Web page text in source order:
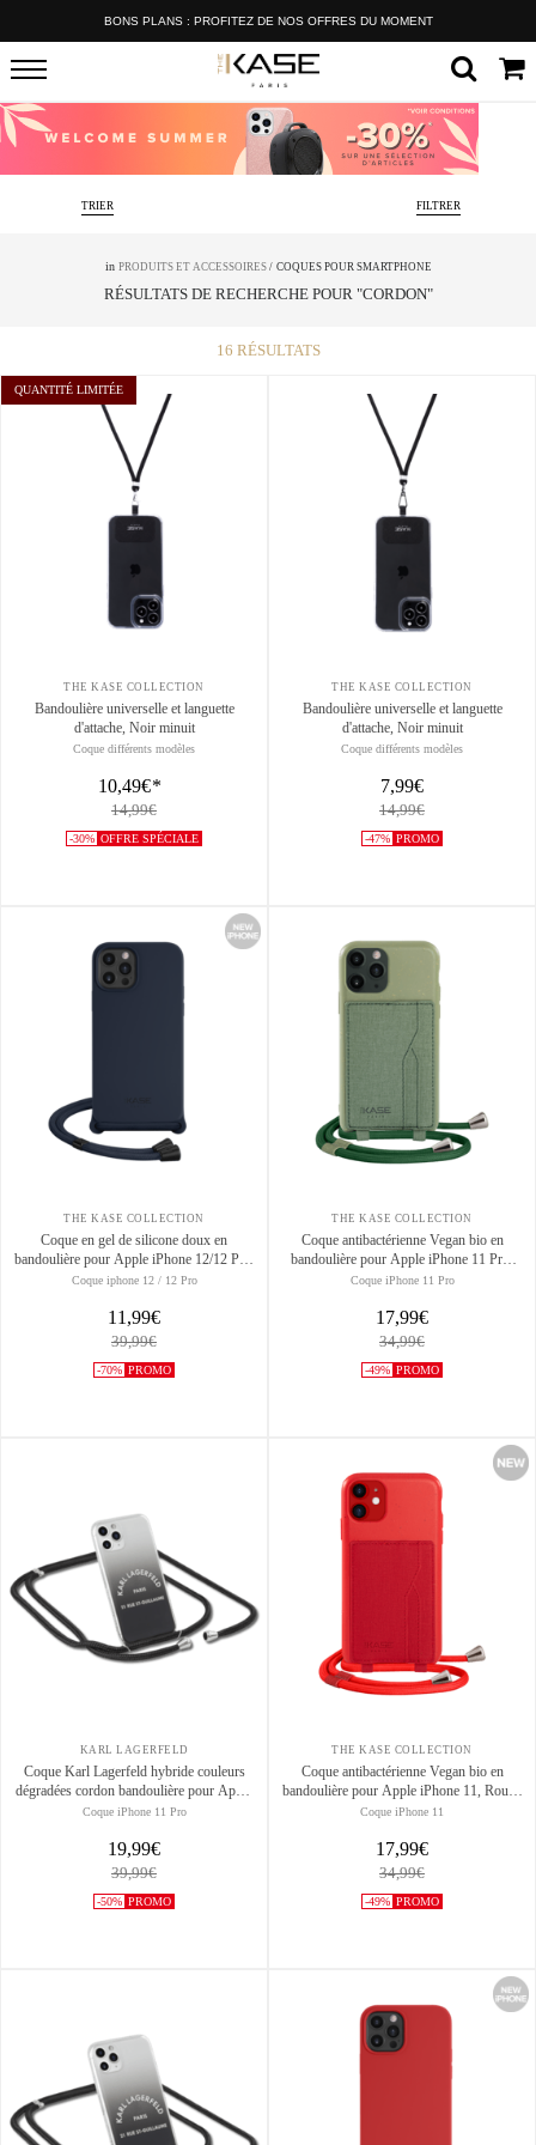
TÉLÉPHONES GARANTIS 24 MOIS
TRIER FILTRER
in PRODUITS ET ACCESSOIRES / COQUES POUR SMARTPHONE
RÉSULTATS DE RECHERCHE POUR "CORDON"
16 RÉSULTATS
QUANTITÉ LIMITÉE
THE KASE COLLECTION
Bandoulière universelle et languette
d'attache, Noir minuit
Coque différents modèles
10,49€*
14,99€
-30% OFFRE SPÉCIALE
THE KASE COLLECTION
Bandoulière universelle et languette
d'attache, Noir minuit
Coque différents modèles
7,99€
14,99€
-47% PROMO
THE KASE COLLECTION
Coque en gel de silicone doux en
bandoulière pour Apple iPhone 12/12 Pro,
Bleu Oxford
Coque iphone 12 / 12 Pro
11,99€
39,99€
-70% PROMO
THE KASE COLLECTION
Coque antibactérienne Vegan bio en
bandoulière pour Apple iPhone 11 Pro,
Vert basilic
Coque iPhone 11 Pro
17,99€
34,99€
-49% PROMO
KARL LAGERFELD
Coque Karl Lagerfeld hybride couleurs
dégradées cordon bandoulière pour Apple
iPhone 11 Pro, Noir
Coque iPhone 11 Pro
19,99€
39,99€
-50% PROMO
THE KASE COLLECTION
Coque antibactérienne Vegan bio en
bandoulière pour Apple iPhone 11, Rouge
écarlate
Coque iPhone 11
17,99€
34,99€
-49% PROMO